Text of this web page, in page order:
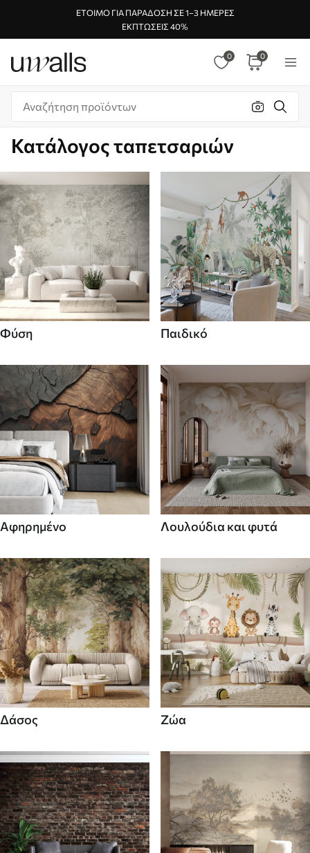
ΈΤΟΙΜΟ ΓΙΑ ΠΑΡΆΔΟΣΗ ΣΕ 1–3 ΗΜΈΡΕΣ
ΕΚΠΤΏΣΕΙΣ 40%
0 0
Κατάλογος ταπετσαριών
Φύση Παιδικό
Αφηρημένο Λουλούδια και φυτά
Δάσος Ζώα